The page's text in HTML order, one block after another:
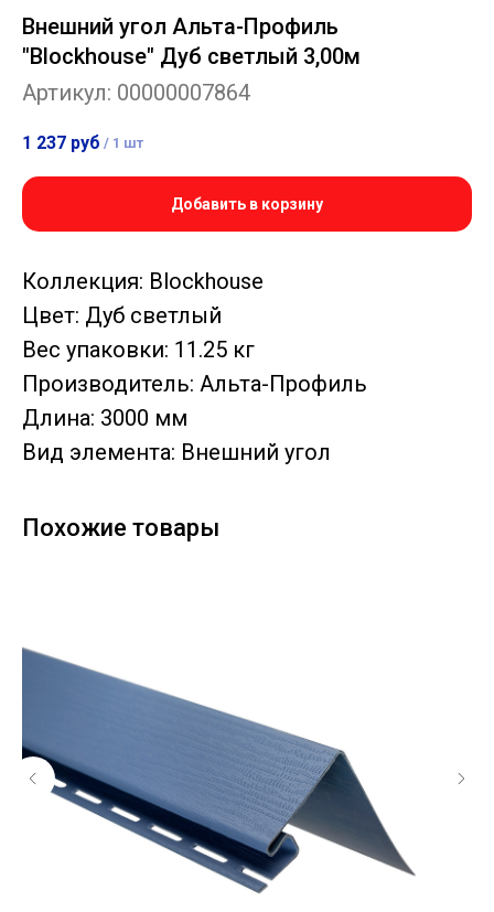
Внешний угол Альта-Профиль
"Blockhouse" Дуб светлый 3,00м
Артикул: 00000007864
1 237 руб / 1 шт
Добавить в корзину
Коллекция: Blockhouse
Цвет: Дуб светлый
Вес упаковки: 11.25 кг
Производитель: Альта-Профиль
Длина: 3000 мм
Вид элемента: Внешний угол
Похожие товары